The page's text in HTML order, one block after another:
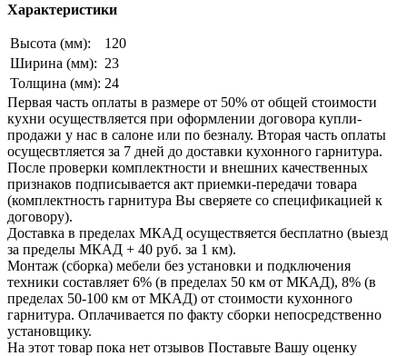
Характеристики
Высота (мм):
120
Ширина (мм): 23
Толщина (мм): 24
Первая часть оплаты в размере от 50% от общей стоимости
кухни осуществляется при оформлении договора купли-
продажи у нас в салоне или по безналу. Вторая часть оплаты
осущесвтляется за 7 дней до доставки кухонного гарнитура.
После проверки комплектности и внешних качественных
признаков подписывается акт приемки-передачи товара
(комплектность гарнитура Вы сверяете со спецификацией к
договору).
Доставка в пределах МКАД осуществяется бесплатно (выезд
за пределы МКАД + 40 руб. за 1 км).
Монтаж (сборка) мебели без установки и подключения
техники составляет 6% (в пределах 50 км от МКАД), 8% (в
пределах 50-100 км от МКАД) от стоимости кухонного
гарнитура. Оплачивается по факту сборки непосредственно
установщику.
На этот товар пока нет отзывов Поставьте Вашу оценку